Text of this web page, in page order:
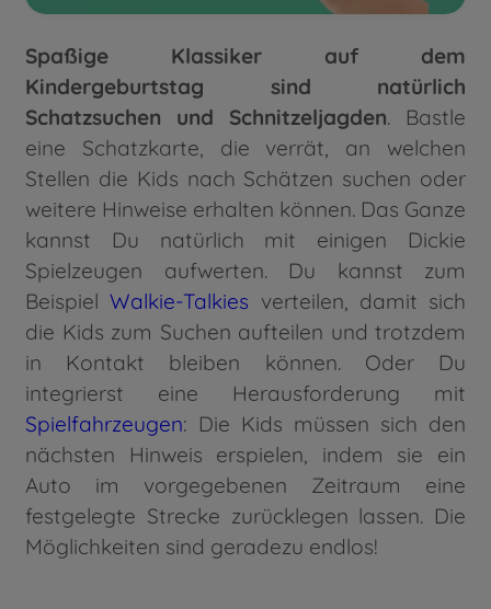
Spaßige Klassiker auf dem
Kindergeburtstag sind natürlich
Schatzsuchen und Schnitzeljagden. Bastle
eine Schatzkarte, die verrät, an welchen
Stellen die Kids nach Schätzen suchen oder
weitere Hinweise erhalten können. Das Ganze
kannst Du natürlich mit einigen Dickie
Spielzeugen aufwerten. Du kannst zum
BeispielWalkie-Talkies verteilen, damit sich
die Kids zum Suchen aufteilen und trotzdem
in Kontakt bleiben können. Oder Du
integrierst eine Herausforderung mit
Spielfahrzeugen: Die Kids müssen sich den
nächsten Hinweis erspielen, indem sie ein
Auto im vorgegebenen Zeitraum eine
festgelegte Strecke zurücklegen lassen. Die
Möglichkeiten sind geradezu endlos!